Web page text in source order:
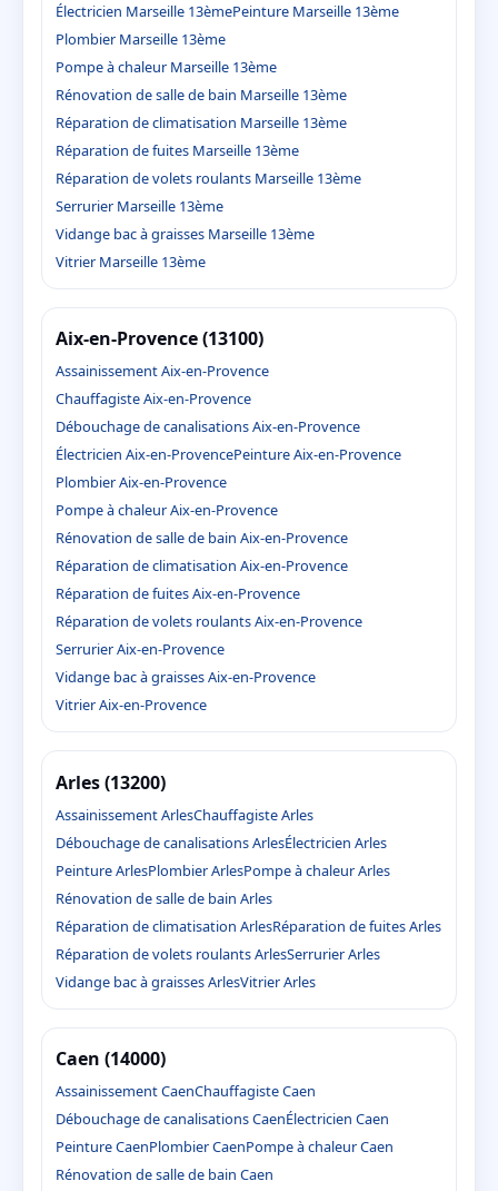
Électricien Marseille 13èmePeinture Marseille 13ème
Plombier Marseille 13ème
Pompe à chaleur Marseille 13ème
Rénovation de salle de bain Marseille 13ème
Réparation de climatisation Marseille 13ème
Réparation de fuites Marseille 13ème
Réparation de volets roulants Marseille 13ème
Serrurier Marseille 13ème
Vidange bac à graisses Marseille 13ème
Vitrier Marseille 13ème
Aix-en-Provence (13100)
Assainissement Aix-en-Provence
Chauffagiste Aix-en-Provence
Débouchage de canalisations Aix-en-Provence
Électricien Aix-en-ProvencePeinture Aix-en-Provence
Plombier Aix-en-Provence
Pompe à chaleur Aix-en-Provence
Rénovation de salle de bain Aix-en-Provence
Réparation de climatisation Aix-en-Provence
Réparation de fuites Aix-en-Provence
Réparation de volets roulants Aix-en-Provence
Serrurier Aix-en-Provence
Vidange bac à graisses Aix-en-Provence
Vitrier Aix-en-Provence
Arles (13200)
Assainissement ArlesChauffagiste Arles
Débouchage de canalisations ArlesÉlectricien Arles
Peinture ArlesPlombier ArlesPompe à chaleur Arles
Rénovation de salle de bain Arles
Réparation de climatisation ArlesRéparation de fuites Arles
Réparation de volets roulants ArlesSerrurier Arles
Vidange bac à graisses ArlesVitrier Arles
Caen (14000)
Assainissement CaenChauffagiste Caen
Débouchage de canalisations CaenÉlectricien Caen
Peinture CaenPlombier CaenPompe à chaleur Caen
Rénovation de salle de bain Caen